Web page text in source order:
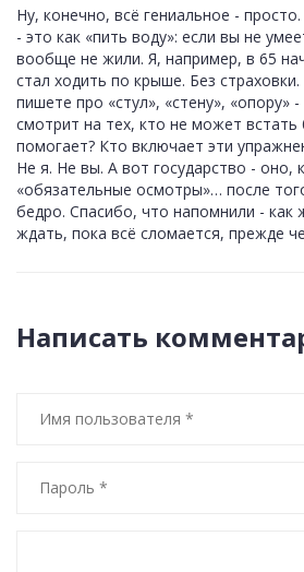
Ну, конечно, всё гениальное -
- это как «пить воду»: если вы не
вообще не жили. Я, например, в 65
стал ходить по крыше. Без
пишете про «стул», «стену», «опору»
смотрит на тех, кто не может
помогает? Кто включает эти
Не я. Не вы. А вот государство - оно,
«обязательные осмотры»… после
бедро. Спасибо, что напомнили -
ждать, пока всё сломается, прежде
Написать